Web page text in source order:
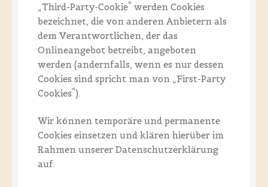
„Third-Party-Cookie“ werden Cookies
bezeichnet, die von anderen Anbietern als
dem Verantwortlichen, der das
Onlineangebot betreibt, angeboten
werden (andernfalls, wenn es nur dessen
Cookies sind spricht man von „First-Party
Cookies“).
Wir können temporäre und permanente
Cookies einsetzen und klären hierüber im
Rahmen unserer Datenschutzerklärung
auf.